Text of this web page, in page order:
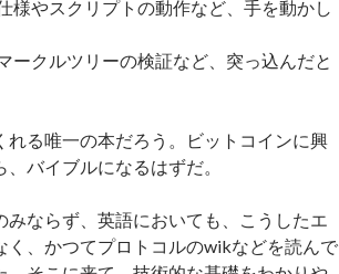
様やスクリプトの動作など、手を動かし
ークルツリーの検証など、突っ込んだと
れる唯一の本だろう。ビットコインに興
バイブルになるはずだ。
みならず、英語においても、こうしたエ
く、かつてプロトコルのwikなどを読んで